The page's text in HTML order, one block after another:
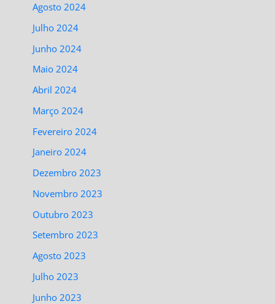
Agosto 2024
Julho 2024
Junho 2024
Maio 2024
Abril 2024
Março 2024
Fevereiro 2024
Janeiro 2024
Dezembro 2023
Novembro 2023
Outubro 2023
Setembro 2023
Agosto 2023
Julho 2023
Junho 2023